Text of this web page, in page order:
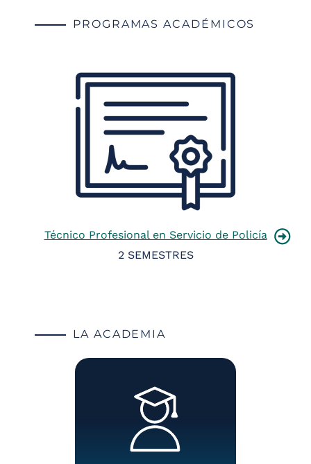
PROGRAMAS ACADÉMICOS
Técnico Profesional en Servicio de Policía
2 SEMESTRES
LA ACADEMIA